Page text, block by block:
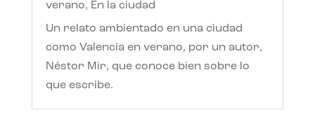
verano, En la ciudad
Un relato ambientado en una ciudad
como Valencia en verano, por un autor,
Néstor Mir, que conoce bien sobre lo
que escribe.